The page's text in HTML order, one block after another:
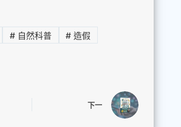
#自然科普 # 造假
下一